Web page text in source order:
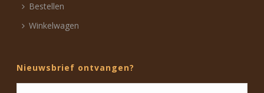
Bestellen
Winkelwagen
Nieuwsbrief ontvangen?